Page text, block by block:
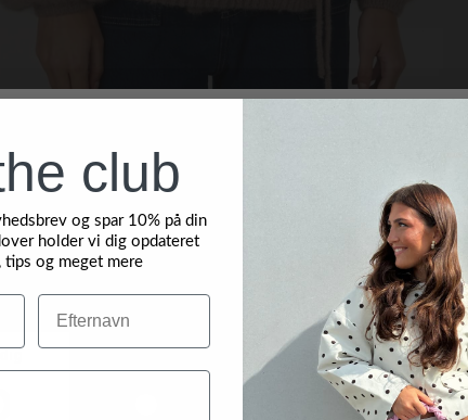
club
og spar 10% på din
holder vi dig opdateret
tips og meget mere
Efternavn